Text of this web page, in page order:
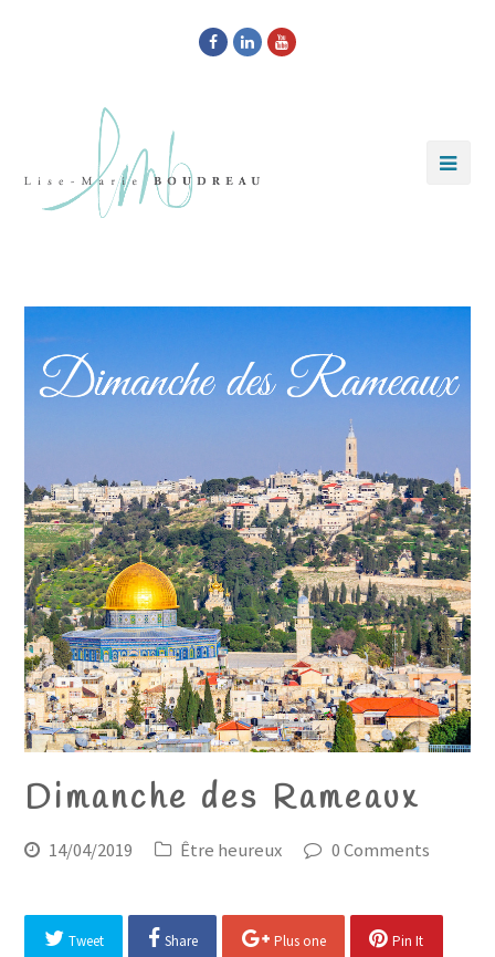
Facebook
LinkedInYoutube
Dimanche des Rameaux
14/04/2019 Être heureux 0 Comments
Tweet Share Plus one Pin It